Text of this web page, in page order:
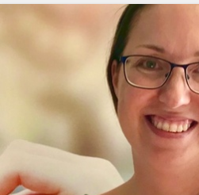
Avdelningar